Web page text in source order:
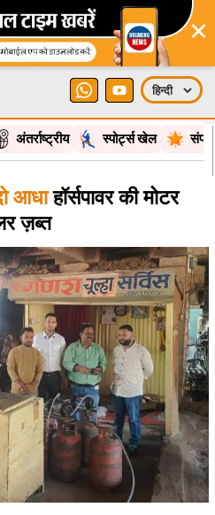
×
अंतर्राष्ट्रीय स्पोर्ट्स खेल
आधाहॉर्सपावर की मोटर
ज़ब्त